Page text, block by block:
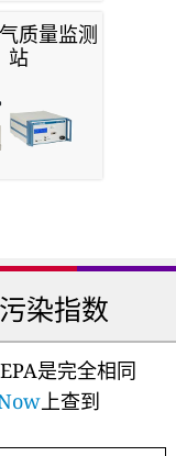
质量监测
站
染指数
是完全相同
上查到